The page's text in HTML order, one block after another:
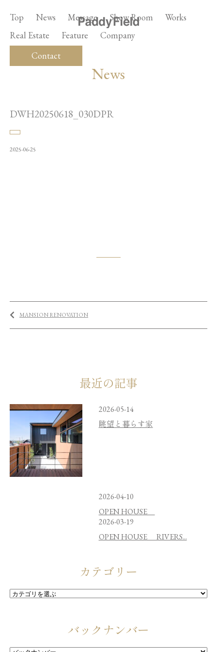
Top News Message Show Room
Works
Real Estate
Feature
Company
Contact
News
DWH20250618_030DPR
2025-06-25
MANSION RENOVATION
最近の記事
2026-05-14
眺望と暮らす家
2026-04-10
OPEN HOUSE
2026-03-19
OPEN HOUSE RIVERS...
カテゴリー
バックナンバー